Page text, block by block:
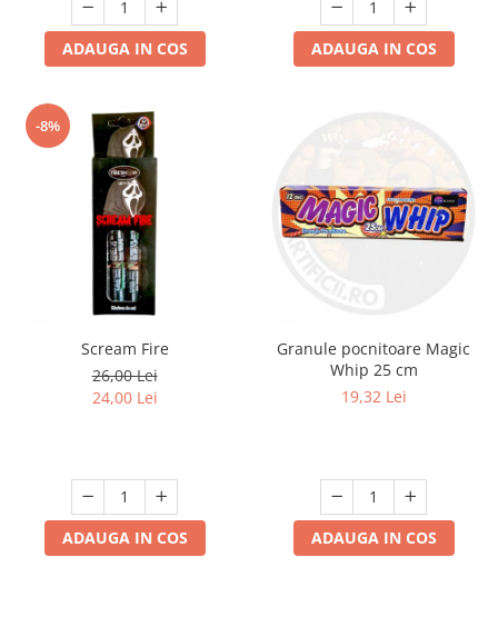
ADAUGA IN COS ADAUGA IN COS
-8%
Scream Fire
26,00 Lei
24,00 Lei
ADAUGA IN COS
Granule pocnitoare Magic
Whip 25 cm
19,32 Lei
ADAUGA IN COS